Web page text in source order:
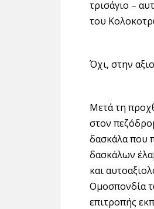
τρισάγιο –
του
Όχι, στην
Μετά τη
στον
δασκάλα που
δασκάλων
και
Ομοσπονδία
επιτροπής